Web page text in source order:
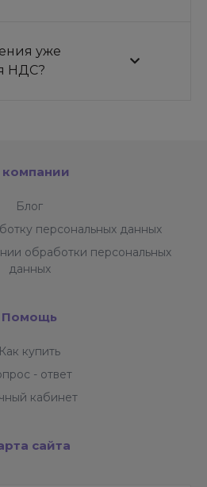
уже
НДС?
Блог
персональных данных
обработки персональных
данных
Помощь
Как купить
- ответ
кабинет
сайта